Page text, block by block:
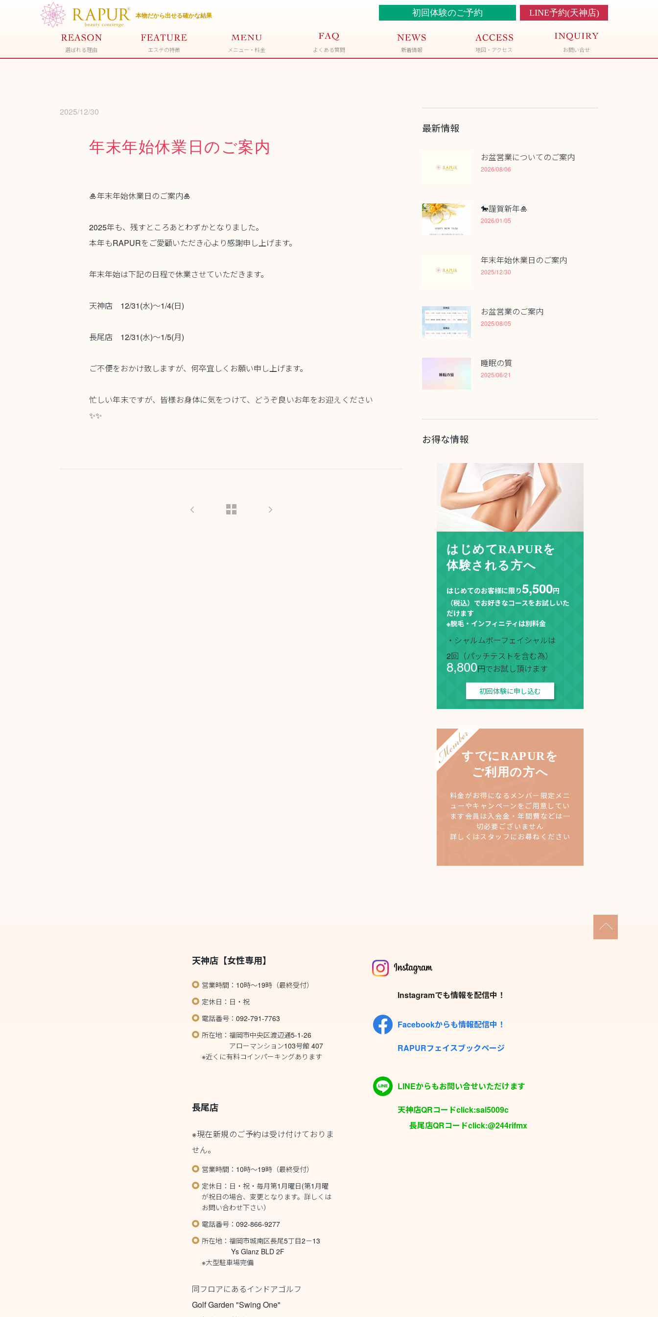
初回体験のご予約 LINE予約(天神店)
選ばれる理由 エステの特徴 メニュー・料金 よくある質問 新着情報 地図・アクセス お問い合せ
2025/12/30
年末年始休業日のご案内
🎍年末年始休業日のご案内🎍
2025年も、残すところあとわずかとなりました。
本年もRAPURをご愛顧いただき心より感謝申し上げます。
年末年始は下記の日程で休業させていただきます。
天神店 12/31(水)〜1/4(日)
長尾店 12/31(水)〜1/5(月)
ご不便をおかけ致しますが、何卒宜しくお願い申し上げます。
忙しい年末ですが、皆様お身体に気をつけて、どうぞ良いお年をお迎えください
✨✨
最新情報
お盆営業についてのご案内
2026/08/06
🐎謹賀新年🎍
2026/01/05
年末年始休業日のご案内
2025/12/30
お盆営業のご案内
2025/08/05
睡眠の質
2025/06/21
お得な情報
はじめてRAPURを
体験される方へ
はじめてのお客様に限り5,500円
（税込）でお好きなコースをお試しいた
だけます
※脱毛・インフィニティは別料金
・シャルムボーフェイシャルは
2回（パッチテストを含む為）
8,800円でお試し頂けます
初回体験に申し込む
すでにRAPURを
ご利用の方へ
料金がお得になるメンバー限定メニ
ューやキャンペーンをご用意してい
ます 会員は入会金・年間費などは一
切必要ございません
詳しくはスタッフにお尋ねください
天神店【女性専用】
営業時間：10時～19時（最終受付）
定休日：日・祝
電話番号：092-791-7763
所在地：福岡市中央区渡辺通5-1-26
アローマンション103号館 407
※近くに有料コインパーキングあります
長尾店
※現在新規のご予約は受け付けておりま
せん。
営業時間：10時～19時（最終受付）
定休日：日・祝・毎月第1月曜日(第1月曜
が祝日の場合、変更となります。詳しくは
お問い合わせ下さい）
電話番号：092-866-9277
所在地：福岡市城南区長尾5丁目2－13
Ys Glanz BLD 2F
※大型駐車場完備
同フロアにあるインドアゴルフ
Golf Garden "Swing One"
Instagramでも情報を配信中！
Facebookからも情報配信中！
RAPURフェイスブックページ
LINEからもお問い合せいただけます
天神店QRコードclick:sal5009c
長尾店QRコードclick:@244rifmx